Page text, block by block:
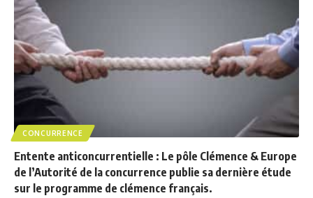
CONCURRENCE
Entente anticoncurrentielle : Le pôle Clémence & Europe
de l’Autorité de la concurrence publie sa dernière étude
sur le programme de clémence français.